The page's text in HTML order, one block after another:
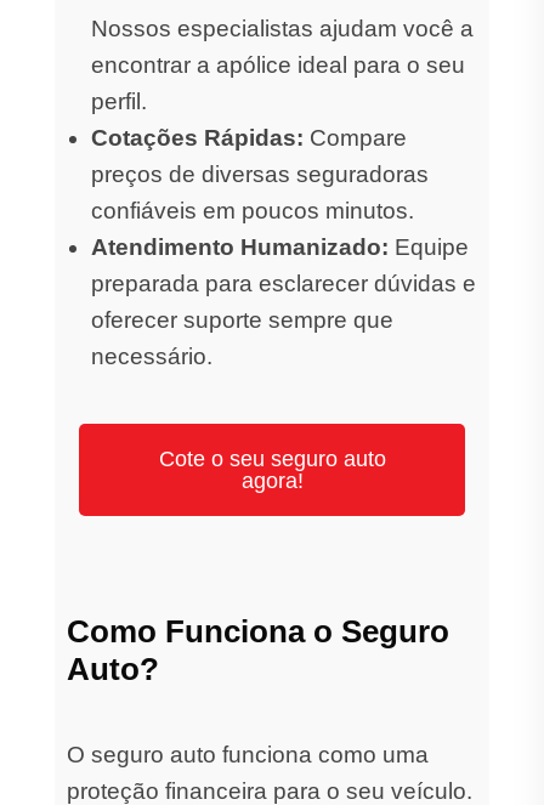
Nossos especialistas ajudam você a
encontrar a apólice ideal para o seu
perfil.
Cotações Rápidas: Compare
preços de diversas seguradoras
confiáveis em poucos minutos.
Atendimento Humanizado: Equipe
preparada para esclarecer dúvidas e
oferecer suporte sempre que
necessário.
Cote o seu seguro auto
agora!
Como Funciona o Seguro
Auto?
O seguro auto funciona como uma
proteção financeira para o seu veículo.